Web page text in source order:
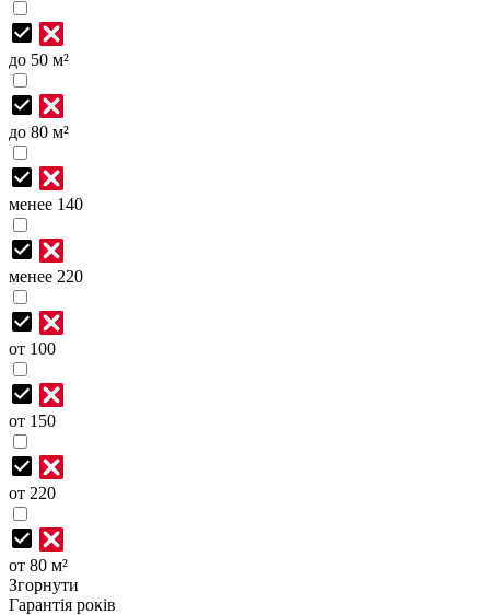
до 50 м²
до 80 м²
менее 140
менее 220
от 100
от 150
от 220
от 80 м²
Згорнути
Гарантія років